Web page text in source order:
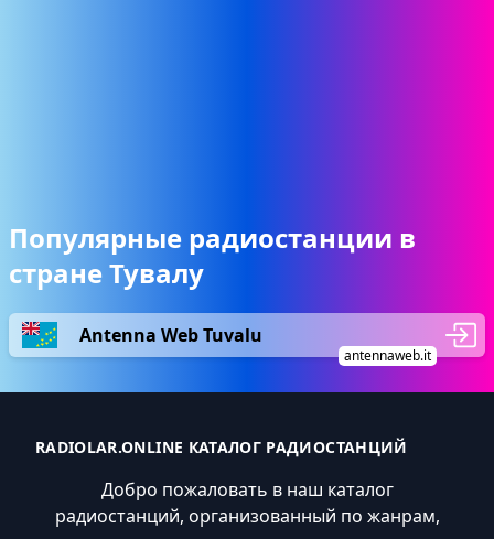
Популярные радиостанции в
стране Тувалу
Antenna Web Tuvalu
antennaweb.it
RADIOLAR.ONLINE КАТАЛОГ РАДИОСТАНЦИЙ
Добро пожаловать в наш каталог
радиостанций, организованный по жанрам,